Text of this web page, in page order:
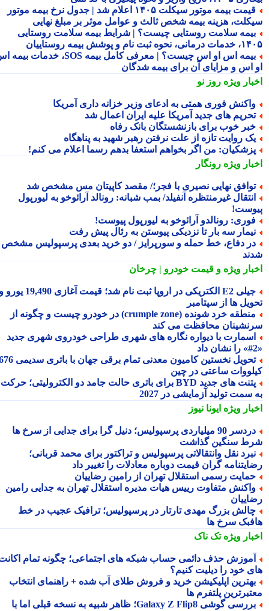
قیمت بیمه موتور سیکلت ۱۴۰۵ اعلام شد | جدول نرخ بیمه موتور
هزینه بیمه شخص ثالث و عوامل موثر بر مبلغ نهایی
سلامت روستایی چیست؟ | شرایط بیمه سلامت روستایی
نام و پوشش بیمه روستاییان
بیمه اس او اس چیست؟ | معرفی کامل بیمه SOS، خدمات بیمه اس
اس و مزایای آن برای بیمه شدگان
ویژهروز نو
فوری همتی به ادعای وزیر خزانه داری آمریکا
های جدید آمریکا علیه ایران اعمال شد
خوب برای بازنشستگان بانک رفاه
روایت تازه از علت نرفتن رهبر شهید به پناهگاه
من اگر بخواهم استعفا بدهم رسما اعلام می کنم!
ویژهرونگار
نهایی نصیری با فجر؛/ مقصد کاپیتان مس مشخص شد
غیرمنتظره آنفیلد/ بمب شبانه: رونالد آرائوخو به لیورپول
رونالدو آرائوخو به لیورپول پیوست!
سه بار تا نزدیکی پیوستن به رئال پیش رفت
دفاع، خط حمله و سورپرایز / دو خرید بعدی پرسپولیس مشخص
ویژهو قیمت خودرو | چرخان
جیلی E2 الکتریکی در اروپا ثبت نام شد؛ قیمت آغازی 19,490 یورو و
ها از سپتامبر
منطقه خرد شونده (crumple zone) در خودرو چیست و چگونه از
محافظت می کند
با دیواره نگاره های شهری طراحی خودروی شهری جدید
تحویل نخستین کامیون معدنی تمام برقی جهان با باتری سدیمی 676
ساعتی در چین
پتنت های جدید BYD برای باتری حالت جامد دو الکترولیتی؛ حرکت
سمت تولید آزمایشی در 2027
ویژهایونا نیوز
دردسر 90 میلیاردی پرسپولیس؛ دنیل گرا برای جدایی از سرخ ها
سنگین گذاشت
نقل وانتقالاتی پرسپولیس و تراکتور برای محمد قربانی؛
گران قیمت دوباره معادلات را تغییر داد
رسمی استقلال تهران از رامین رضاییان
متفاوت رییس هیات مدیره استقلال تهران به جدایی رامین
بزرگ مهدی تارتار در پرسپولیس؛ ترافیک عجیب در خط
سرخ ها
ویژهتک ناک
حذف دائمی حساب شبکه های اجتماعی؛ چگونه تمام اکانت
خود را دیلیت کنیم؟
اپلیکیشن خرید و فروش طلای آب شده + راهنمای انتخاب
پلتفرم ها
بررسی گوشی Galaxy Z Flip8؛ ظاهر شبیه به نسخه قبلی اما با